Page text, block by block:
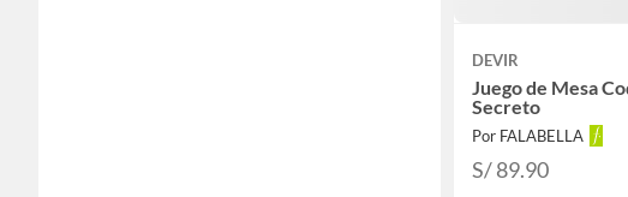
DEVIR
Juego de Mesa
Secreto
Por FALABELLA
S/ 89.90